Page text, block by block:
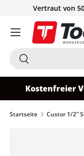
Vertraut von
Suchen
Suchen
Kostenfreier
Startseite Custor 1/2"